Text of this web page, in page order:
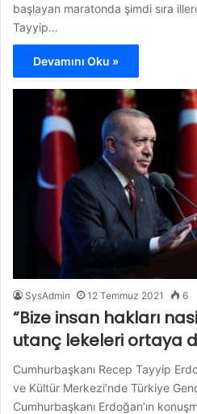
başlayan maratonda şimdi sıra
Tayyip…
Devamını Oku »
SysAdmin 12 Temmuz 2021 6
“Bize insan hakları
utanç lekeleri ortaya
Cumhurbaşkanı Recep Tayyip
ve Kültür Merkezi’nde Türkiye
Cumhurbaşkanı Erdoğan’ın